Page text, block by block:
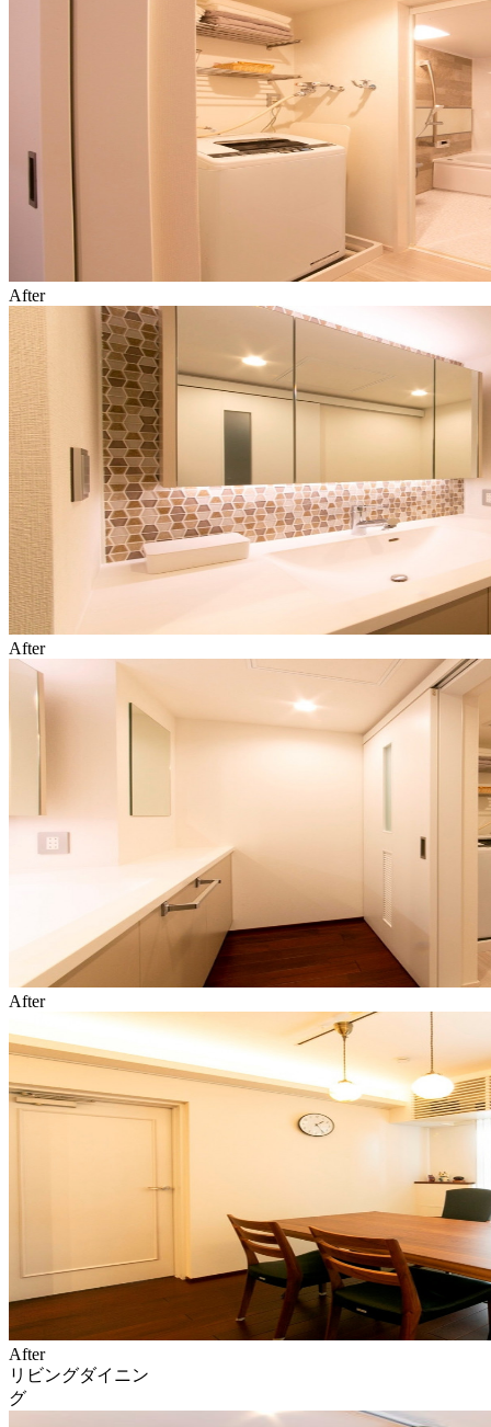
After
After
After
After
リビングダイニン
グ